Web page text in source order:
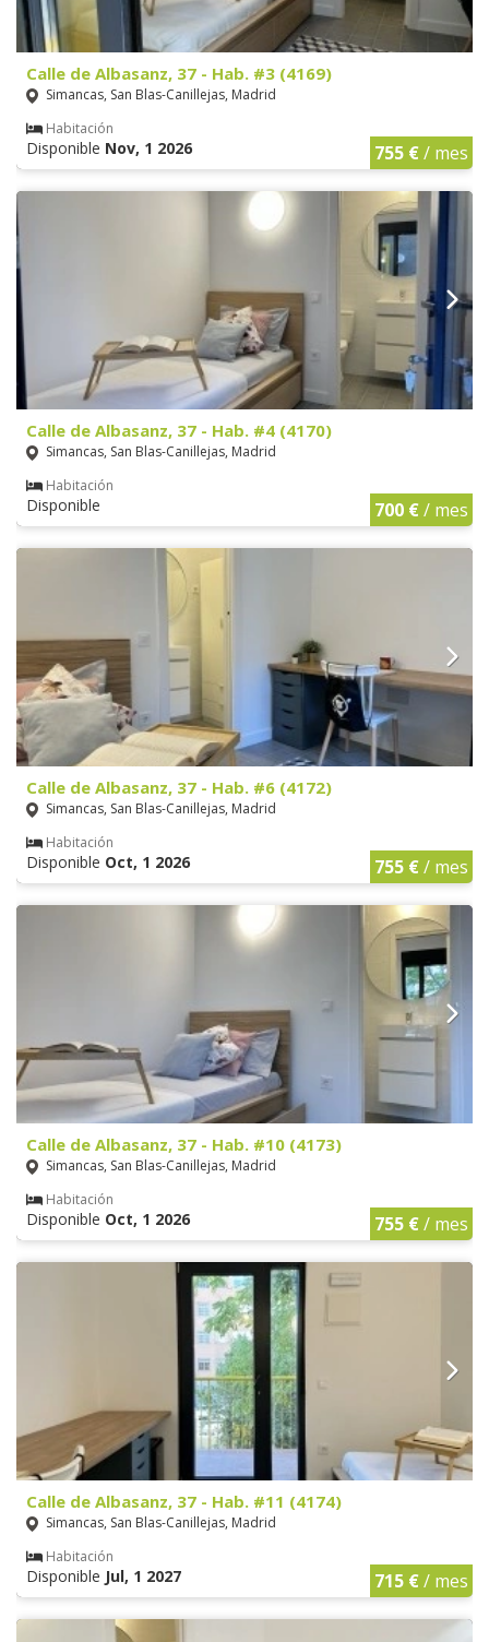
Calle de Albasanz, 37 - Hab. #3 (4169)
Simancas, San Blas-Canillejas, Madrid
Habitación
Disponible Nov, 1 2026 755 €/ mes
Calle de Albasanz, 37 - Hab. #4 (4170)
Simancas, San Blas-Canillejas, Madrid
Habitación
Disponible 700 €/ mes
Calle de Albasanz, 37 - Hab. #6 (4172)
Simancas, San Blas-Canillejas, Madrid
Habitación
Disponible Oct, 1 2026 755 €/ mes
Calle de Albasanz, 37 - Hab. #10 (4173)
Simancas, San Blas-Canillejas, Madrid
Habitación
Disponible Oct, 1 2026 755 €/ mes
Calle de Albasanz, 37 - Hab. #11 (4174)
Simancas, San Blas-Canillejas, Madrid
Habitación
Disponible Jul, 1 2027 715 €/ mes